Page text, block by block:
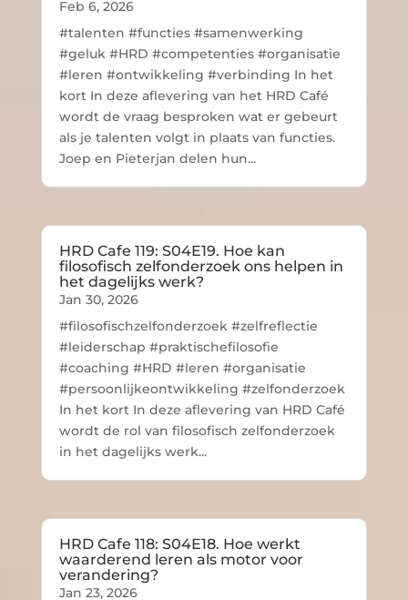
Feb 6, 2026
#talenten #functies #samenwerking
#geluk #HRD #competenties #organisatie
#leren #ontwikkeling #verbinding In het
kort In deze aflevering van het HRD Café
wordt de vraag besproken wat er gebeurt
als je talenten volgt in plaats van functies.
Joep en Pieterjan delen hun...
HRD Cafe 119: S04E19. Hoe kan
filosofisch zelfonderzoek ons helpen in
het dagelijks werk?
Jan 30, 2026
#filosofischzelfonderzoek #zelfreflectie
#leiderschap #praktischefilosofie
#coaching #HRD #leren #organisatie
#persoonlijkeontwikkeling #zelfonderzoek
In het kort In deze aflevering van HRD Café
wordt de rol van filosofisch zelfonderzoek
in het dagelijks werk...
HRD Cafe 118: S04E18. Hoe werkt
waarderend leren als motor voor
verandering?
Jan 23, 2026